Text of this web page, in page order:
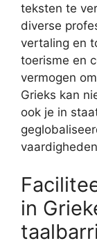
teksten te
diverse
vertaling en
toerisme en
vermogen
Grieks kan
ook je in
in